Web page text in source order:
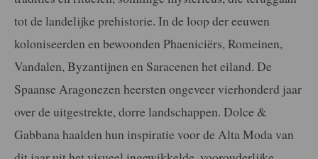
tot de landelijke prehistorie. In de loop der eeuwen
koloniseerden en bewoonden Phaeniciërs, Romeinen,
Vandalen, Byzantijnen en Saracenen het eiland. De
Spaanse Aragonezen heersten ongeveer vierhonderd jaar
over de uitgestrekte, dorre landschappen. Dolce &
Gabbana haalden hun inspiratie voor de Alta Moda van